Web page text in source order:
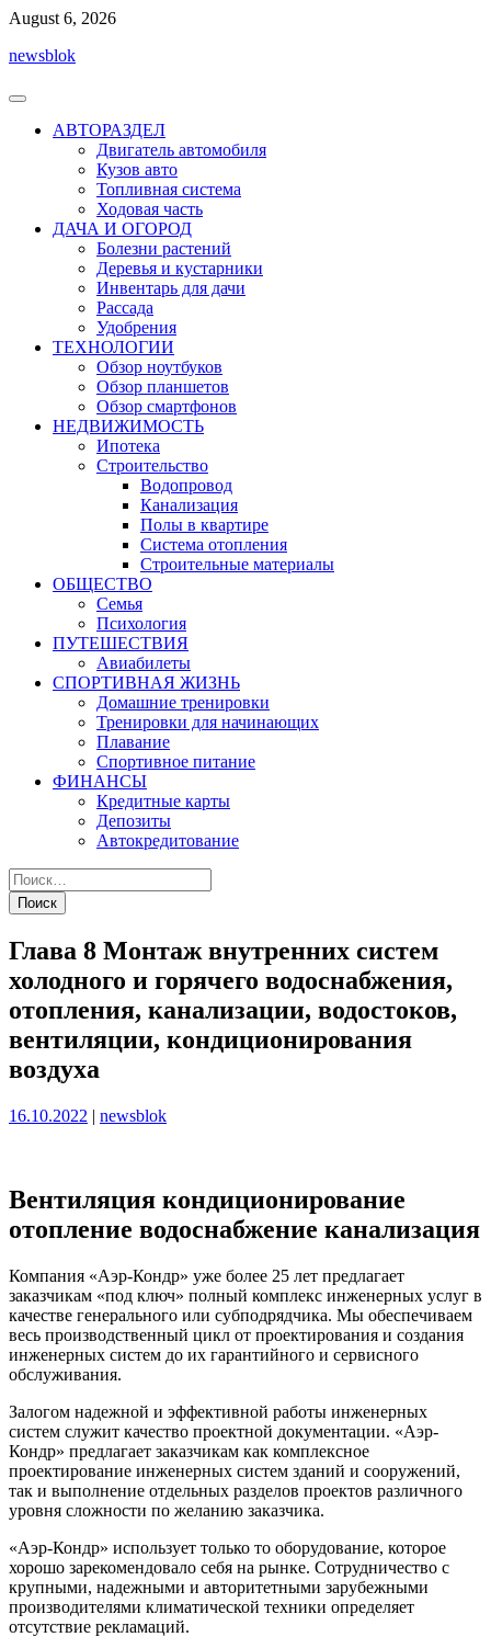
Перейти
содержимому
August 6, 2026
newsblok
АВТОРАЗДЕЛ
Двигатель автомобиля
Кузов авто
Топливная система
Ходовая часть
ДАЧА И ОГОРОД
Болезни растений
Деревья и кустарники
Инвентарь для дачи
Рассада
Удобрения
ТЕХНОЛОГИИ
Обзор ноутбуков
Обзор планшетов
Обзор смартфонов
НЕДВИЖИМОСТЬ
Ипотека
Строительство
Водопровод
Канализация
Полы в квартире
Система отопления
Строительные материалы
ОБЩЕСТВО
Семья
Психология
ПУТЕШЕСТВИЯ
Авиабилеты
СПОРТИВНАЯ ЖИЗНЬ
Домашние тренировки
Тренировки для начинающих
Плавание
Спортивное питание
ФИНАНСЫ
Кредитные карты
Депозиты
Автокредитование
Глава 8 Монтаж внутренних систем
холодного и горячего водоснабжения,
отопления, канализации, водостоков,
вентиляции, кондиционирования
воздуха
Опубликовано
16.10.2022 | Опубликовано
newsblok
Вентиляция кондиционирование
отопление водоснабжение канализация
Компания «Аэр-Кондр» уже более 25 лет предлагает
заказчикам «под ключ» полный комплекс инженерных услуг в
качестве генерального или субподрядчика. Мы обеспечиваем
весь производственный цикл от проектирования и создания
инженерных систем до их гарантийного и сервисного
обслуживания.
Залогом надежной и эффективной работы инженерных
систем служит качество проектной документации. «Аэр-
Кондр» предлагает заказчикам как комплексное
проектирование инженерных систем зданий и сооружений,
так и выполнение отдельных разделов проектов различного
уровня сложности по желанию заказчика.
«Аэр-Кондр» использует только то оборудование, которое
хорошо зарекомендовало себя на рынке. Сотрудничество с
крупными, надежными и авторитетными зарубежными
производителями климатической техники определяет
отсутствие рекламаций.